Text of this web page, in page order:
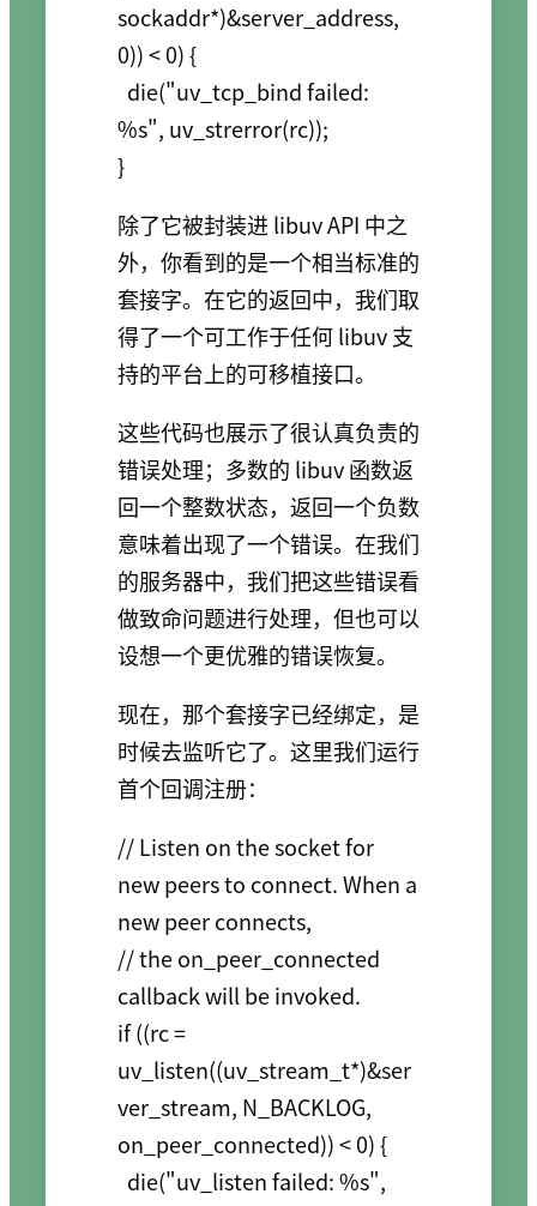
sockaddr*)&server_address,
0)) < 0) {
%s", uv_strerror(rc));
除了它被封装进 libuv API 中之
外，你看到的是一个相当标准的
套接字。在它的返回中，我们取
得了一个可工作于任何 libuv 支
持的平台上的可移植接口。
这些代码也展示了很认真负责的
错误处理；多数的 libuv 函数返
回一个整数状态，返回一个负数
意味着出现了一个错误。在我们
的服务器中，我们把这些错误看
做致命问题进行处理，但也可以
设想一个更优雅的错误恢复。
现在，那个套接字已经绑定，是
时候去监听它了。这里我们运行
首个回调注册：
// Listen on the socket for
new peers to connect. When a
new peer connects,
// the on_peer_connected
callback will be invoked.
if ((rc =
uv_listen((uv_stream_t*)&ser
ver_stream, N_BACKLOG,
on_peer_connected)) < 0) {